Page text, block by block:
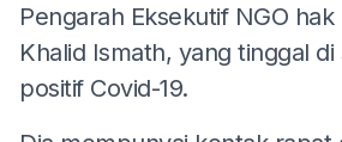
Pengarah Eksekutif NGO hak
Khalid Ismath, yang tinggal di
positif Covid-19.